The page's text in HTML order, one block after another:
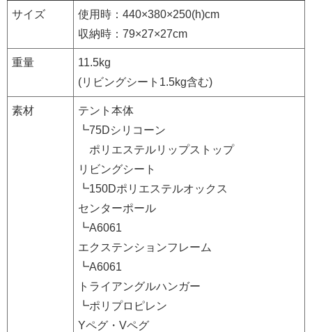
サイズ
使用時：440×380×250(h)cm
収納時：79×27×27cm
重量
11.5kg
(リビングシート1.5kg含む)
素材
テント本体
┗75Dシリコーン
ポリエステルリップストップ
リビングシート
┗150Dポリエステルオックス
センターポール
┗A6061
エクステンションフレーム
┗A6061
トライアングルハンガー
┗ポリプロピレン
Yペグ・Vペグ